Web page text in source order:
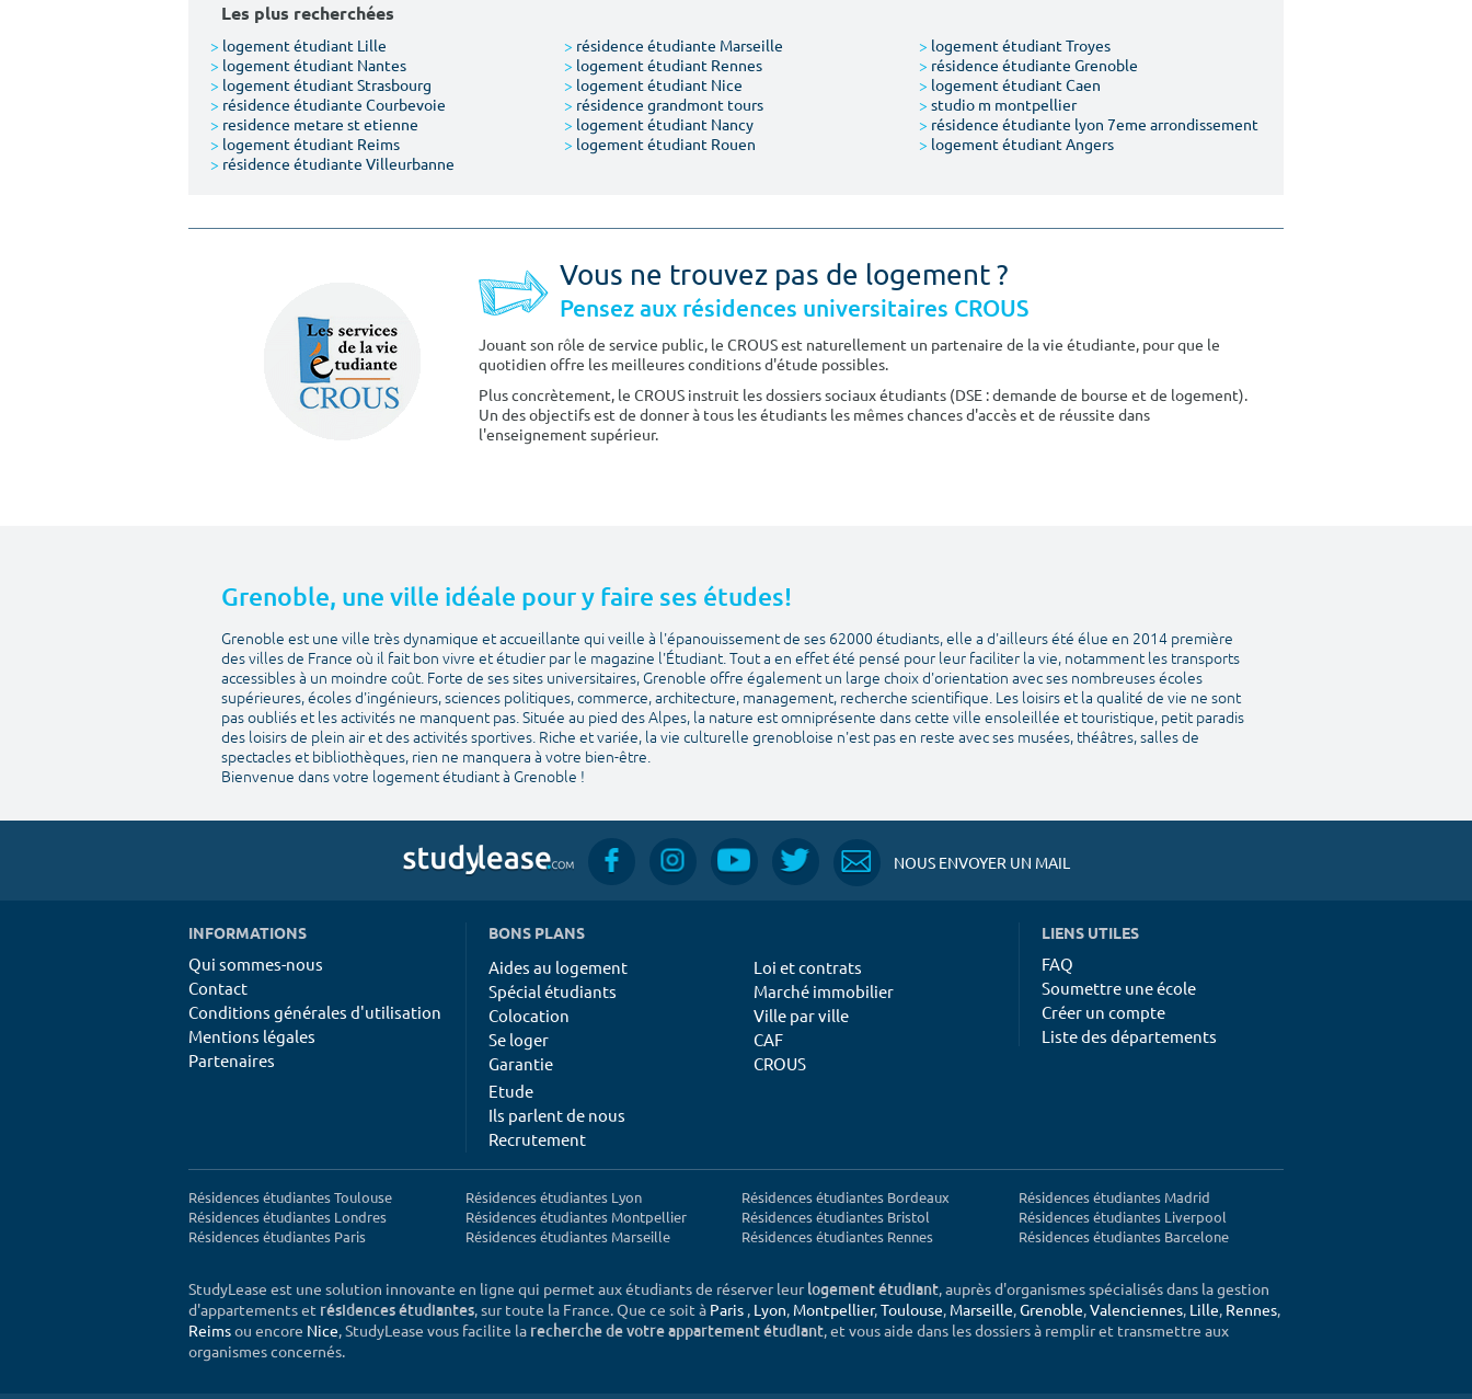
Les plus recherchées
> logement étudiant Lille > résidence étudiante Marseille > logement étudiant Troyes
> logement étudiant Nantes > logement étudiant Rennes > résidence étudiante Grenoble
> logement étudiant Strasbourg > logement étudiant Nice > logement étudiant Caen
> résidence étudiante Courbevoie > résidence grandmont tours > studio m montpellier
> residence metare st etienne > logement étudiant Nancy > résidence étudiante lyon 7eme arrondissement
> logement étudiant Reims > logement étudiant Rouen > logement étudiant Angers
> résidence étudiante Villeurbanne
Vous ne trouvez pas de logement ?
Pensez aux résidences universitaires CROUS
Jouant son rôle de service public, le CROUS est naturellement un partenaire de la vie étudiante, pour que le
quotidien offre les meilleures conditions d'étude possibles.
Plus concrètement, le CROUS instruit les dossiers sociaux étudiants (DSE : demande de bourse et de logement).
Un des objectifs est de donner à tous les étudiants les mêmes chances d'accès et de réussite dans
l'enseignement supérieur.
Grenoble, une ville idéale pour y faire ses études!
Grenoble est une ville très dynamique et accueillante qui veille à l'épanouissement de ses 62000 étudiants, elle a d'ailleurs été élue en 2014 première
des villes de France où il fait bon vivre et étudier par le magazine l'Étudiant. Tout a en effet été pensé pour leur faciliter la vie, notamment les transports
accessibles à un moindre coût. Forte de ses sites universitaires, Grenoble offre également un large choix d'orientation avec ses nombreuses écoles
supérieures, écoles d'ingénieurs, sciences politiques, commerce, architecture, management, recherche scientifique. Les loisirs et la qualité de vie ne sont
pas oubliés et les activités ne manquent pas. Située au pied des Alpes, la nature est omniprésente dans cette ville ensoleillée et touristique, petit paradis
des loisirs de plein air et des activités sportives. Riche et variée, la vie culturelle grenobloise n'est pas en reste avec ses musées, théâtres, salles de
spectacles et bibliothèques, rien ne manquera à votre bien-être.
Bienvenue dans votre logement étudiant à Grenoble !
NOUS ENVOYER UN MAIL
INFORMATIONS
Qui sommes-nous
Contact
Conditions générales d'utilisation
Mentions légales
Partenaires
BONS PLANS
Aides au logement
Spécial étudiants
Colocation
Se loger
Garantie
Loi et contrats
Marché immobilier
Ville par ville
CAF
CROUS
Etude
Ils parlent de nous
Recrutement
LIENS UTILES
FAQ
Soumettre une école
Créer un compte
Liste des départements
Résidences étudiantes Toulouse
Résidences étudiantes Londres
Résidences étudiantes Paris
Résidences étudiantes Lyon
Résidences étudiantes Montpellier
Résidences étudiantes Marseille
Résidences étudiantes Bordeaux
Résidences étudiantes Bristol
Résidences étudiantes Rennes
Résidences étudiantes Madrid
Résidences étudiantes Liverpool
Résidences étudiantes Barcelone
StudyLease est une solution innovante en ligne qui permet aux étudiants de réserver leurlogement étudiant, auprès d'organismes spécialisés dans la gestion
d'appartements et résidences étudiantes, sur toute la France. Que ce soit à Paris , Lyon, Montpellier,Toulouse, Marseille,Grenoble,Valenciennes, Lille, Rennes,
Reimsou encore Nice, StudyLease vous facilite la recherche de votre appartement étudiant, et vous aide dans les dossiers à remplir et transmettre aux
organismes concernés.